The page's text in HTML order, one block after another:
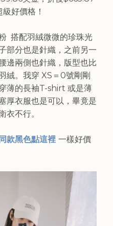
好價格！
搭配羽絨微微的珍珠光
部分也是針織，之前另一
邊兩側也針織，版型也比
絨。我穿 XS＝0號剛剛
薄的長袖T-shirt 或是薄
厚衣服也是可以，畢竟是
衣不行。
同款黑色點這裡 一樣好價